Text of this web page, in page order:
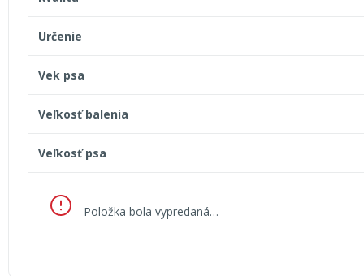
Určenie
Vek psa
Veľkosť balenia
Veľkosť psa
Položka bola vypredaná…